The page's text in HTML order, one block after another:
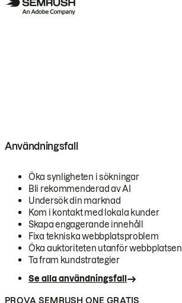
Användningsfall
Öka synligheten i sökningar
Bli rekommenderad av AI
Undersök din marknad
Kom i kontakt med lokala kunder
Skapa engagerande innehåll
Fixa tekniska webbplatsproblem
Öka auktoriteten utanför webbplatsen
Ta fram kundstrategier
Se alla användningsfall
PROVA SEMRUSH ONE GRATIS